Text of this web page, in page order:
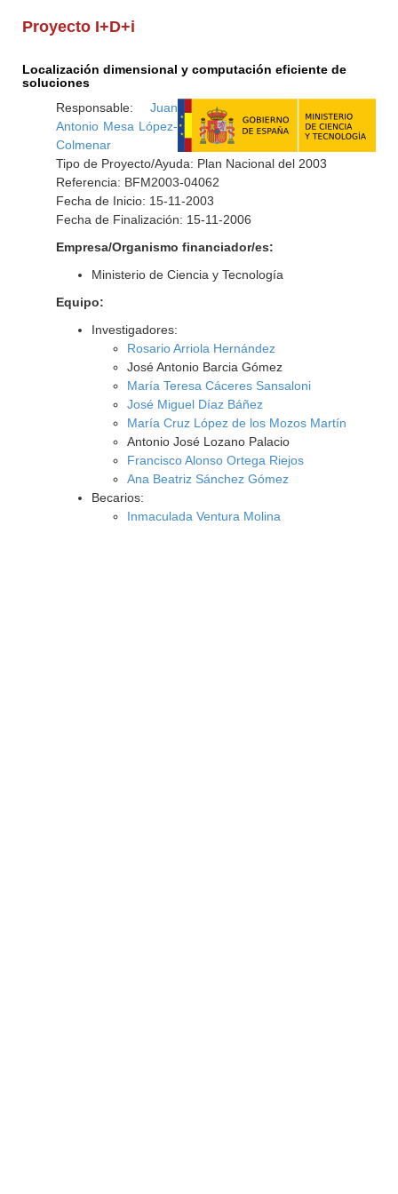
Proyecto I+D+i
Localización dimensional y computación eficiente de
soluciones
Responsable: Juan
Antonio Mesa López-
Colmenar
Tipo de Proyecto/Ayuda: Plan Nacional del 2003
Referencia: BFM2003-04062
Fecha de Inicio: 15-11-2003
Fecha de Finalización: 15-11-2006
Empresa/Organismo financiador/es:
Ministerio de Ciencia y Tecnología
Equipo:
Investigadores:
Rosario Arriola Hernández
José Antonio Barcia Gómez
María Teresa Cáceres Sansaloni
José Miguel Díaz Báñez
María Cruz López de los Mozos Martín
Antonio José Lozano Palacio
Francisco Alonso Ortega Riejos
Ana Beatriz Sánchez Gómez
Becarios:
Inmaculada Ventura Molina